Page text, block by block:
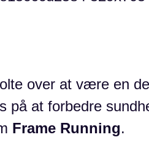
over at være en
på at forbedre
Frame Running.